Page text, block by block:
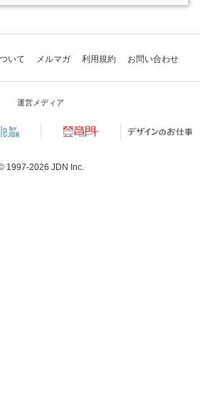
いて メルマガ 利用規約 お問い合わせ
運営メディア
1997-2026 JDN Inc.